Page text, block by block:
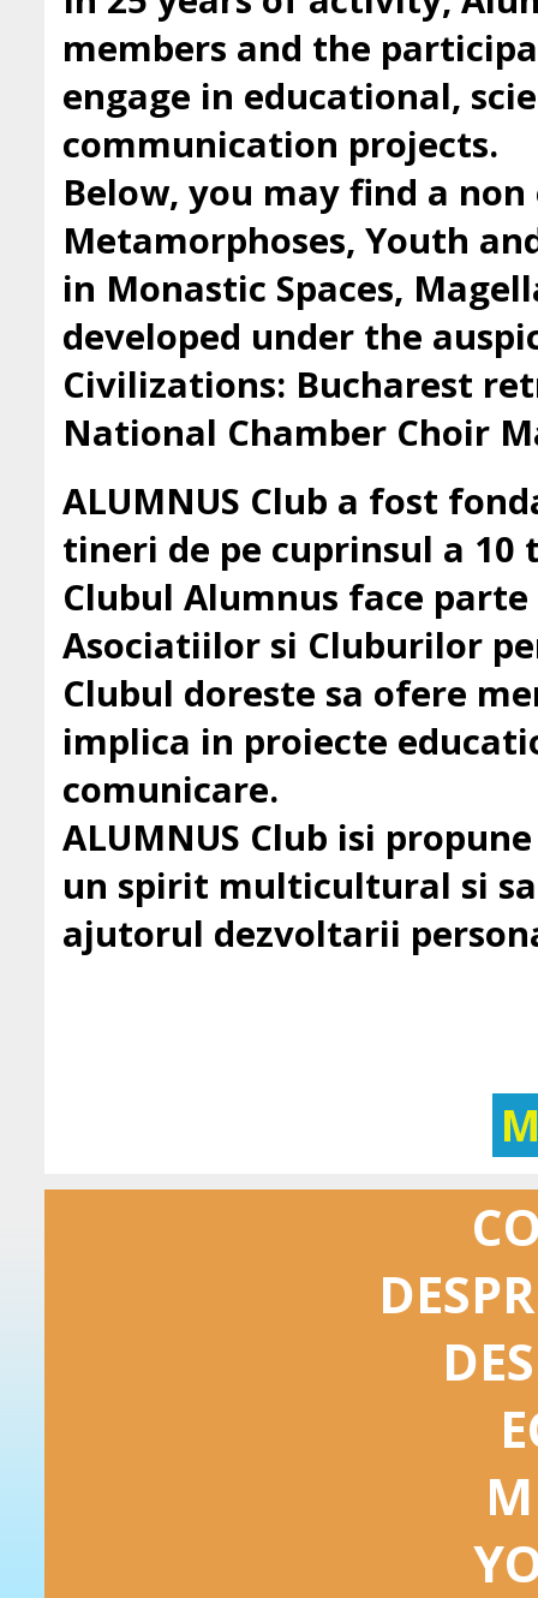
members and the
engage in educational,
communication projects.
Below, you may find a
Metamorphoses, Youth
in Monastic Spaces,
developed under the
Civilizations: Bucharest
National Chamber Choir
ALUMNUS Club a fost
tineri de pe cuprinsul a 10
Clubul Alumnus face
Asociatiilor si Cluburilor
Clubul doreste sa ofere
implica in proiecte
comunicare.
ALUMNUS Club isi
un spirit multicultural si
ajutorul dezvoltarii